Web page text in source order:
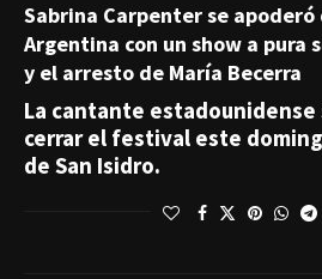
Sabrina Carpenter se
Argentina con un show a pura
y el arresto de María Becerra
La cantante estadounidense
cerrar el festival este
de San Isidro.